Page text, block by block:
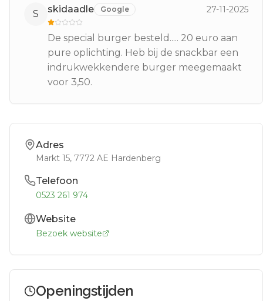
S skidaadle Google 27-11-2025
De special burger besteld..... 20 euro aan
pure oplichting. Heb bij de snackbar een
indrukwekkendere burger meegemaakt
voor 3,50.
Adres
Markt 15, 7772 AE Hardenberg
Telefoon
0523 261 974
Website
Bezoek website
Openingstijden